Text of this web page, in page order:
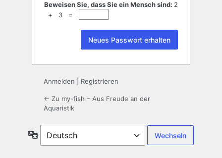
Beweisen Sie, dass Sie ein Mensch sind: 2
+ 3 =
Anmelden Registrieren
← Zu my-fish – Aus Freude an der
Aquaristik
Sprache